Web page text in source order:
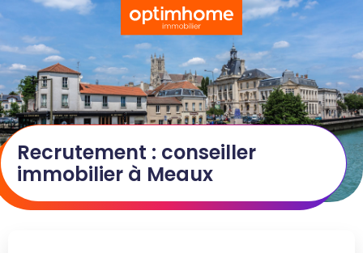
Recrutement : conseiller
immobilier à Meaux